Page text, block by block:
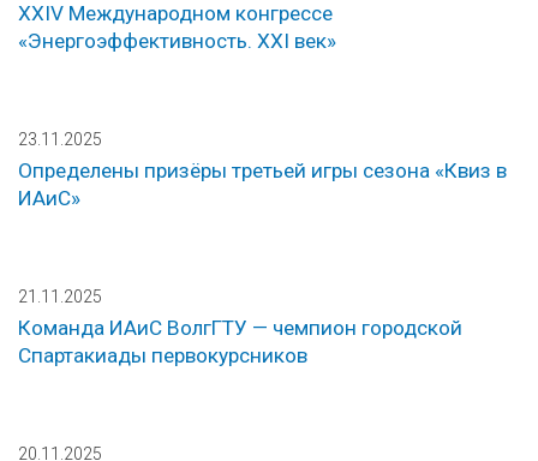
XXIV Международном конгрессе
«Энергоэффективность. XXI век»
23.11.2025
Определены призёры третьей игры сезона «Квиз в
ИАиС»
21.11.2025
Команда ИАиС ВолгГТУ — чемпион городской
Спартакиады первокурсников
20.11.2025